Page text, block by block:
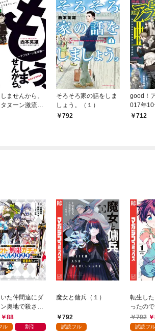
ませんから。
ヌーン激流編
そろそろ家の話をしま
しょう。（１）
792
good！
017年10
7日発売]
712
た仲間達にダ
奥地で殺され
ギフト『無限
でレベル９９
88
ル 割引
魔女と傭兵（１）
792
試読フル
転生し
ったの
術を極め
792
試読フル